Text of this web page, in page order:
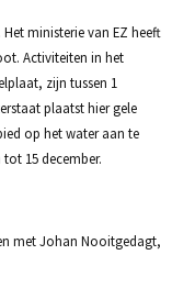
ministerie van EZ heeft
Activiteiten in het
zijn tussen 1
plaatst hier gele
op het water aan te
15 december.
met Johan Nooitgedagt,